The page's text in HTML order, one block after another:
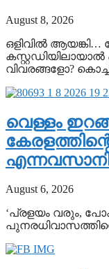
August 8, 2026
ഒളിവിൽ
വിവരങ്ങളോ?
വെള്ളം
August 6, 2026
‘പ്രളയം വരും,